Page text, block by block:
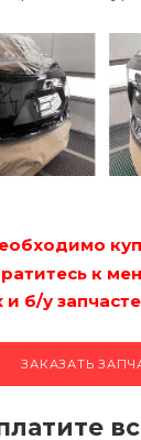
к
б/у
ЗАКАЗАТЬ